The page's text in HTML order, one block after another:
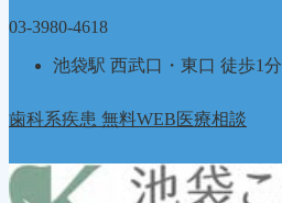
03-3980-4618
池袋駅 西武口・東口 徒歩1分
歯科系疾患 無料WEB医療相談